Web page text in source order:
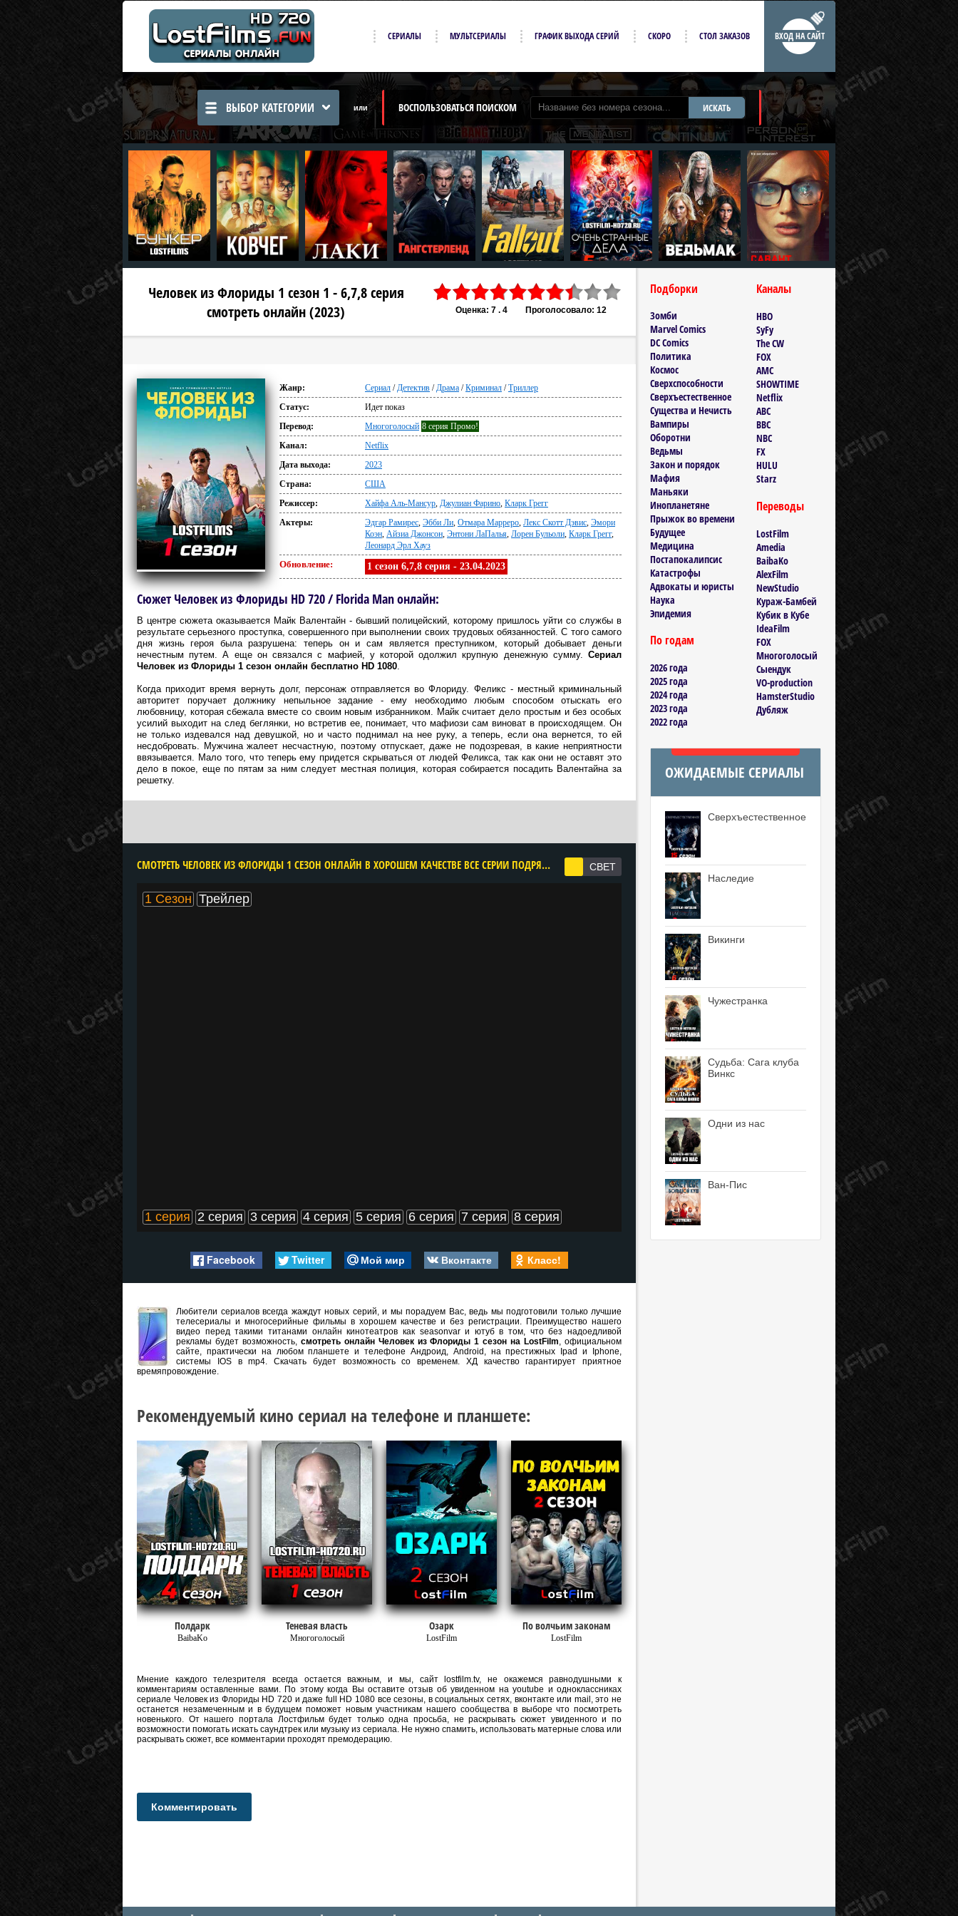
ВХОД НА САЙТ
СЕРИАЛЫ МУЛЬТСЕРИАЛЫ ГРАФИК ВЫХОДА СЕРИЙ СКОРО СТОЛ ЗАКАЗОВ
ВЫБОР КАТЕГОРИИ или ВОСПОЛЬЗОВАТЬСЯ ПОИСКОМ ИСКАТЬ
Оценка: 7 . 4 Проголосовало: 12
Человек из Флориды 1 сезон 1 - 6,7,8 серия
смотреть онлайн (2023)
Жанр: Сериал /Детектив /Драма /Криминал /Триллер
Статус:
Идет показ
Перевод:
Многоголосый 8 серия Промо!
Канал:
Netflix
Дата выхода:
2023
Страна:
США
Режиссер:
Хайфа Аль-Мансур, Джулиан Фарино, Кларк Грегг
Актеры:
Эдгар Рамирес, Эбби Ли, Отмара Марреро, Лекс Скотт Дэвис, Эмори
Коэн, Айзиа Джонсон, Энтони ЛаПалья, Лорен Бульоли, Кларк Грегг,
Леонард Эрл Хауз
Обновление: 1 сезон 6,7,8 серия - 23.04.2023
Сюжет Человек из Флориды HD 720 / Florida Man онлайн:
В центре сюжета оказывается Майк Валентайн - бывший полицейский, которому пришлось уйти со службы в
результате серьезного проступка, совершенного при выполнении своих трудовых обязанностей. С того самого
дня жизнь героя была разрушена: теперь он и сам является преступником, который добывает деньги
нечестным путем. А еще он связался с мафией, у которой одолжил крупную денежную сумму. Сериал
Человек из Флориды 1 сезон онлайн бесплатно HD 1080.
Когда приходит время вернуть долг, персонаж отправляется во Флориду. Феликс - местный криминальный
авторитет поручает должнику непыльное задание - ему необходимо любым способом отыскать его
любовницу, которая сбежала вместе со своим новым избранником. Майк считает дело простым и без особых
усилий выходит на след беглянки, но встретив ее, понимает, что мафиози сам виноват в происходящем. Он
не только издевался над девушкой, но и часто поднимал на нее руку, а теперь, если она вернется, то ей
несдобровать. Мужчина жалеет несчастную, поэтому отпускает, даже не подозревая, в какие неприятности
ввязывается. Мало того, что теперь ему придется скрываться от людей Феликса, так как они не оставят это
дело в покое, еще по пятам за ним следует местная полиция, которая собирается посадить Валентайна за
решетку.
CМОТРЕТЬ ЧЕЛОВЕК ИЗ ФЛОРИДЫ 1 СЕЗОН ОНЛАЙН В ХОРОШЕМ КАЧЕСТВЕ ВСЕ СЕРИИ ПОДРЯД БЕСПЛАТНО
1 Сезон Трейлер
1 серия 2 серия 3 серия 4 серия 5 серия 6 серия 7 серия 8 серия
Facebook Twitter Мой мир Вконтакте Класс!
Любители сериалов всегда жаждут новых серий, и мы порадуем Вас, ведь мы подготовили только лучшие
телесериалы и многосерийные фильмы в хорошем качестве и без регистрации. Преимущество нашего
видео перед такими титанами онлайн кинотеатров как seasonvar и ютуб в том, что без надоедливой
рекламы будет возможность, смотреть онлайн Человек из Флориды 1 сезон на LostFilm, официальном
сайте, практически на любом планшете и телефоне Андроид, Android, на престижных Ipad и Iphone,
системы IOS в mp4. Скачать будет возможность со временем. ХД качество гарантирует приятное
времяпровождение.
Рекомендуемый кино сериал на телефоне и планшете:
Полдарк
BaibaKo
Теневая власть
Многоголосый
Озарк
LostFilm
По волчьим законам
LostFilm
Мнение каждого телезрителя всегда остается важным, и мы, сайт lostfilm.tv, не окажемся равнодушными к
комментариям оставленные вами. По этому когда Вы оставите отзыв об увиденном на youtube и одноклассниках
сериале Человек из Флориды HD 720 и даже full HD 1080 все сезоны, в социальных сетях, вконтакте или mail, это не
останется незамеченным и в будущем поможет новым участникам нашего сообщества в выборе что посмотреть
новенького. От нашего портала Лостфильм будет только одна просьба, не раскрывать сюжет увиденного и по
возможности помогать искать саундтрек или музыку из сериала. Не нужно спамить, использовать матерные слова или
раскрывать сюжет, все комментарии проходят премодерацию.
Комментировать
Подборки
Зомби
Marvel Comics
DC Comics
Политика
Космос
Сверхспособности
Сверхъестественное
Существа и Нечисть
Вампиры
Оборотни
Ведьмы
Закон и порядок
Мафия
Маньяки
Инопланетяне
Прыжок во времени
Будущее
Медицина
Постапокалипсис
Катастрофы
Адвокаты и юристы
Наука
Эпидемия
По годам
2026 года
2025 года
2024 года
2023 года
2022 года
Каналы
HBO
SyFy
The CW
FOX
AMC
SHOWTIME
Netflix
ABC
BBC
NBC
FX
HULU
Starz
Переводы
LostFilm
Amedia
BaibaKo
AlexFilm
NewStudio
Кураж-Бамбей
Кубик в Кубе
IdeaFilm
FOX
Многоголосый
Сыендук
VO-production
HamsterStudio
Дубляж
ОЖИДАЕМЫЕ СЕРИАЛЫ
Сверхъестественное
Наследие
Викинги
Чужестранка
Судьба: Сага клуба
Винкс
Одни из нас
Ван-Пис